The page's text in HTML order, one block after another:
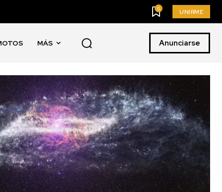
0 UNIRME
MÁS Anunciarse